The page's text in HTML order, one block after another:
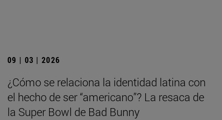
09 | 03 | 2026
¿Cómo se relaciona la identidad latina con
el hecho de ser “americano”? La resaca de
la Super Bowl de Bad Bunny